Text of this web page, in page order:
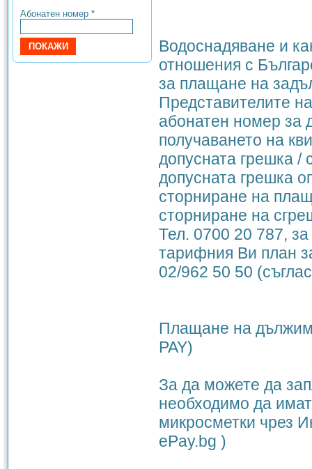
Абонатен номер *
Водоснадяване и
отношения с
за плащане на
Представителите
абонатен номер за
получаването на
допусната грешка /
допусната грешка
сторниране на
сторниране на
Тел. 0700 20 787,
тарифния Ви план
02/962 50 50
Плащане на
PAY)
За да можете да
необходимо да
микросметки чрез
ePay.bg )